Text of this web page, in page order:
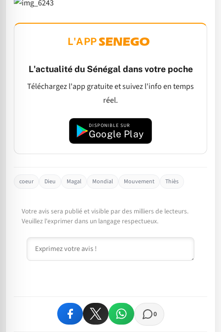
L'APP
L'actualité du Sénégal dans votre poche
Téléchargez l'app gratuite et suivez l'info en temps
réel.
DISPONIBLE SUR
Google Play
coeur Dieu Magal Mondial Mouvement Thiès
Votre avis sera publié et visible par des milliers de lecteurs.
Veuillez l'exprimer dans un langage respectueux.
Commentaire
0